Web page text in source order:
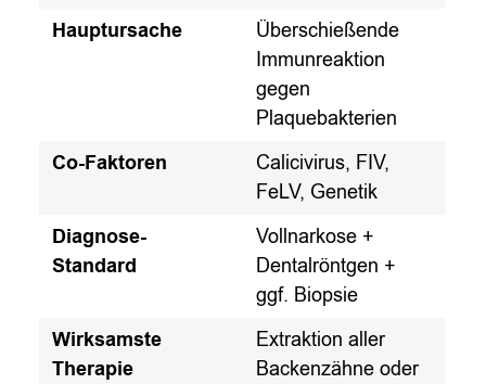
Hauptursache
Überschießende
Immunreaktion
gegen
Plaquebakterien
Co-Faktoren
Calicivirus, FIV,
FeLV, Genetik
Diagnose-
Standard
Vollnarkose +
Dentalröntgen +
ggf. Biopsie
Wirksamste
Therapie
Extraktion aller
Backenzähne oder